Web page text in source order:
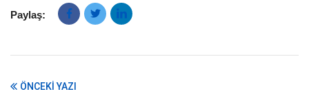
Paylaş:
ÖNCEKI YAZI